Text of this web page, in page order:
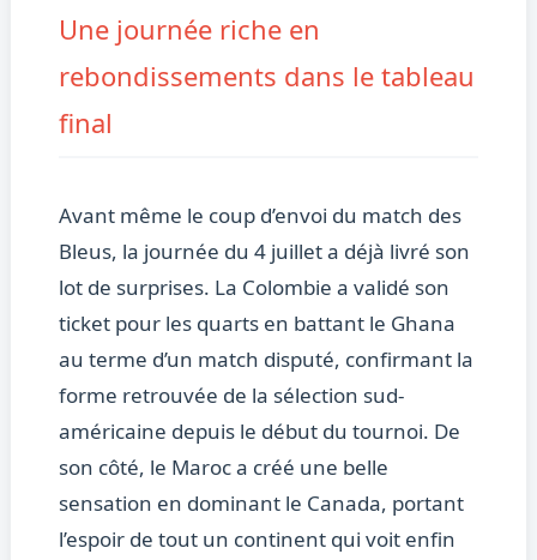
Une journée riche en
rebondissements dans le tableau
final
Avant même le coup d’envoi du match des
Bleus, la journée du 4 juillet a déjà livré son
lot de surprises. La Colombie a validé son
ticket pour les quarts en battant le Ghana
au terme d’un match disputé, confirmant la
forme retrouvée de la sélection sud-
américaine depuis le début du tournoi. De
son côté, le Maroc a créé une belle
sensation en dominant le Canada, portant
l’espoir de tout un continent qui voit enfin